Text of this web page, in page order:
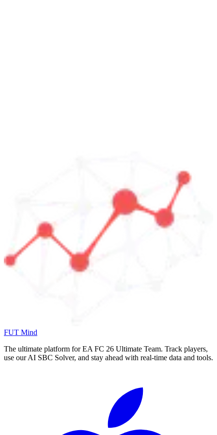
FUT Mind
The ultimate platform for EA FC 26 Ultimate Team. Track players,
use our AI SBC Solver, and stay ahead with real-time data and tools.